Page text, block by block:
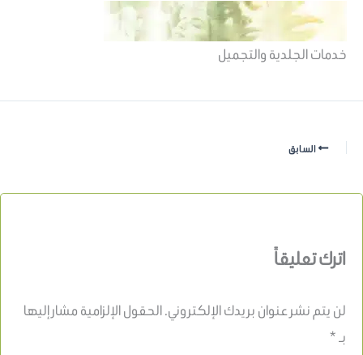
خدمات الجلدية والتجميل
السابق
اترك تعليقاً
لن يتم نشر عنوان بريدك الإلكتروني.الحقول الإلزامية مشار إليها
بـ*